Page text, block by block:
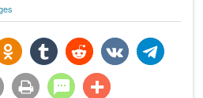
teilen teilen teilen